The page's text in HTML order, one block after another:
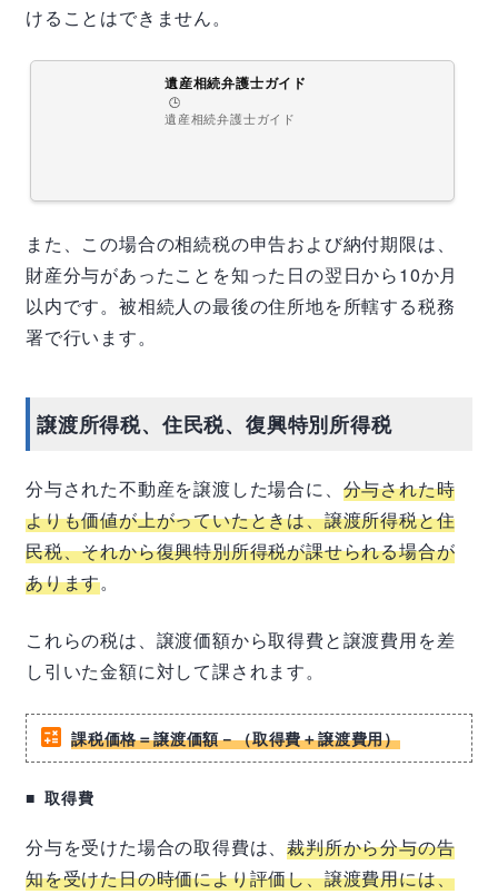
けることはできません。
遺産相続弁護士ガイド
🕒️
遺産相続弁護士ガイド
また、この場合の相続税の申告および納付期限は、
財産分与があったことを知った日の翌日から10か月
以内です。被相続人の最後の住所地を所轄する税務
署で行います。
譲渡所得税、住民税、復興特別所得税
分与された不動産を譲渡した場合に、 分与された時
よりも価値が上がっていたときは、譲渡所得税と住
民税、それから復興特別所得税が課せられる場合が
あります。
これらの税は、譲渡価額から取得費と譲渡費用を差
し引いた金額に対して課されます。
課税価格＝譲渡価額－（取得費＋譲渡費用）
取得費
分与を受けた場合の取得費は、裁判所から分与の告
知を受けた日の時価により評価し、譲渡費用には、